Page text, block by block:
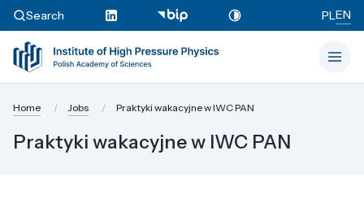
Search PLEN
Home Jobs Praktyki wakacyjne w IWC PAN
Praktyki wakacyjne w IWC PAN